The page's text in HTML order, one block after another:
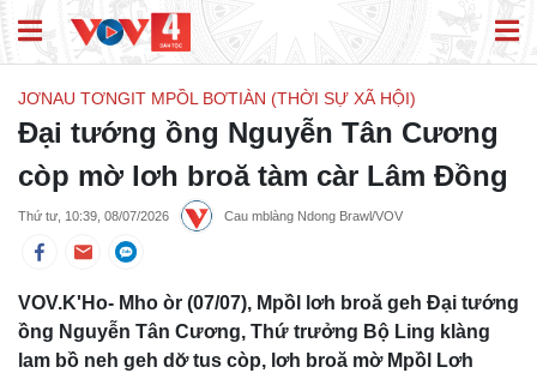
JƠNAU TƠNGIT MPỒL BƠTIÀN (THỜI SỰ XÃ HỘI)
Đại tướng ồng Nguyễn Tân Cương
còp mờ lơh broă tàm càr Lâm Đồng
Thứ tư, 10:39, 08/07/2026 Cau mblàng Ndong Brawl/VOV
VOV.K'Ho- Mho òr (07/07), Mpồl lơh broă geh Đại tướng
ồng Nguyễn Tân Cương, Thứ trưởng Bộ Ling klàng
lam bồ neh geh dơ̆ tus còp, lơh broă mờ Mpồl Lơh